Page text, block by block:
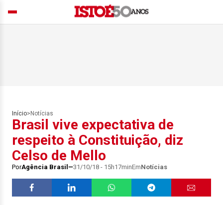
Início> Notícias
Brasil vive expectativa de
respeito à Constituição, diz
Celso de Mello
PorAgência Brasil 31/10/18 - 15h17minEmNotícias